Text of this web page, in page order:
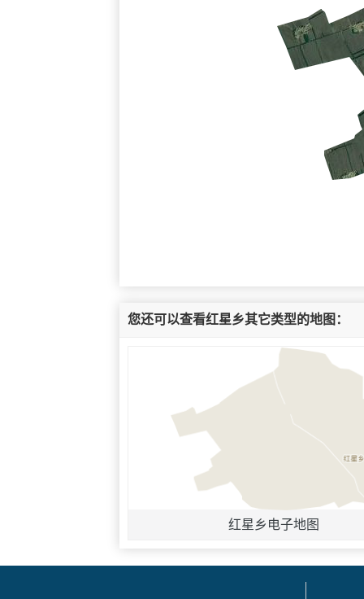
您还可以查看红星乡其它类型的地图：
红星乡电子地图